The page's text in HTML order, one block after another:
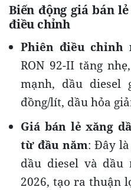
Biến động giá bán
điều chỉnh
Phiên điều chỉnh
RON 92-II tăng
mạnh, dầu diesel
đồng/lít, dầu hỏa
Giá bán lẻ xăng
từ đầu năm: Đây
dầu diesel và
2026, tạo ra thuận